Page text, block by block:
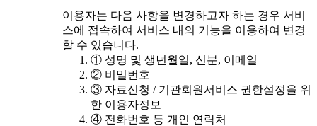
이용자는 다음 사항을 변경하고자 하는 경우 서비
스에 접속하여 서비스 내의 기능을 이용하여 변경
할 수 있습니다.
① 성명 및 생년월일, 신분, 이메일
② 비밀번호
③ 자료신청 / 기관회원서비스 권한설정을 위
한 이용자정보
④ 전화번호 등 개인 연락처